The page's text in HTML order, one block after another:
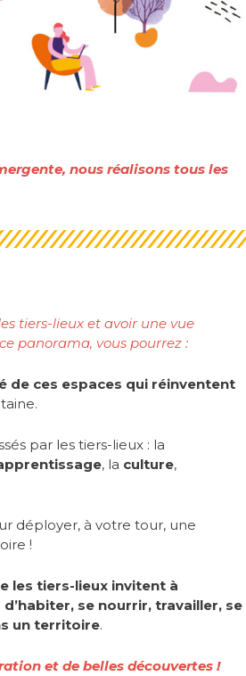
nous réalisons tous les
tiers-lieux et avoir une vue
panorama, vous pourrez :
de ces espaces qui réinventent
par les tiers-lieux : la
, la culture,
déployer, à votre tour, une
!
les tiers-lieux invitent à
se nourrir, travailler, se
un territoire.
et de belles découvertes !